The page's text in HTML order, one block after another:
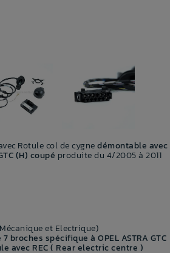
Rotule col de cygnedémontable avec
(H) coupé produite du 4/2005 à 2011
et Electrique)
broches spécifique à OPEL ASTRA GTC
avec REC ( Rear electric centre )